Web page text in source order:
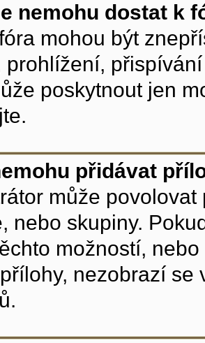
nemohu dostat k
mohou být
prohlížení,
poskytnout jen
přidávat
může
nebo skupiny.
možností,
nezobrazí